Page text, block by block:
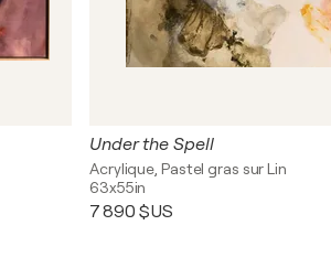
Under the Spell
Acrylique, Pastel gras sur Lin
63x55in
7 890 $US